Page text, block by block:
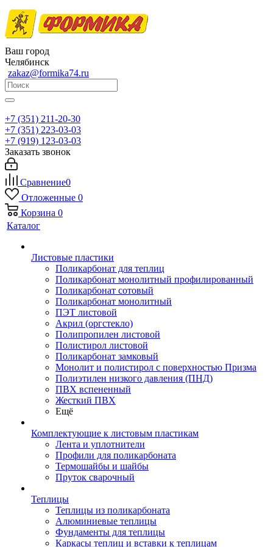
Ваш город
Челябинск
zakaz@formika74.ru
+7 (351) 211-20-30
+7 (351) 223-03-03
+7 (919) 123-03-03
Заказать звонок
Сравнение0
Отложенные 0
Корзина 0
Каталог
Листовые пластики
Поликарбонат для теплиц
Поликарбонат монолитный профилированный
Поликарбонат сотовый
Поликарбонат монолитный
ПЭТ листовой
Акрил (оргстекло)
Полипропилен листовой
Полистирол листовой
Поликарбонат замковый
Монолит и полистирол с поверхностью Призма
Полиэтилен низкого давления (ПНД)
ПВХ вспененный
Жесткий ПВХ
Ещё
Комплектующие к листовым пластикам
Лента и уплотнители
Профили для поликарбоната
Термошайбы и шайбы
Пруток сварочный
Теплицы
Теплицы из поликарбоната
Алюминиевые теплицы
Фундаменты для теплицы
Каркасы теплиц и вставки к теплицам